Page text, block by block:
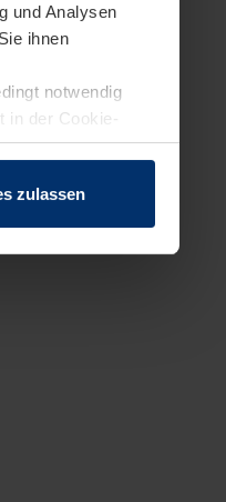
und Analysen
ihnen
notwendig
der Cookie-
zulassen